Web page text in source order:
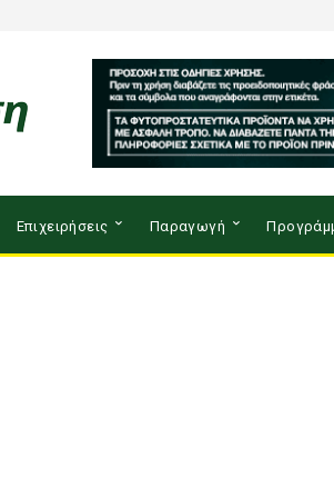
Επιχειρήσεις Παραγωγή